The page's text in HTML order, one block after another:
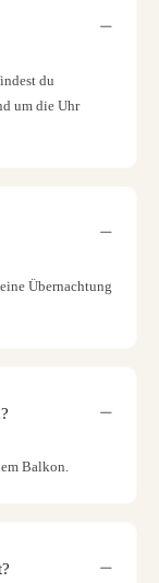
du
um die Uhr
Übernachtung
Balkon.